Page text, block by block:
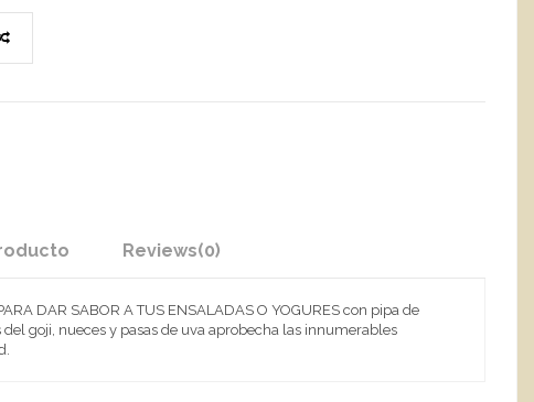
Reviews(0)
DAR SABOR A TUS ENSALADAS O YOGURES con pipa de
goji, nueces y pasas de uva aprobecha las innumerables